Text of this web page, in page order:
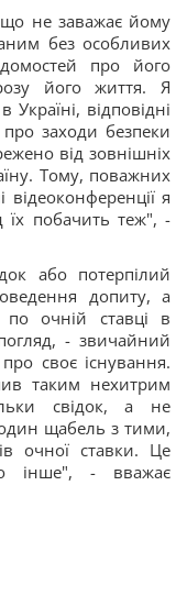
не заважає йому
без особливих
про його
його життя. Я
відповідні
заходи безпеки
від зовнішніх
Тому, поважних
я
їх побачить теж", -
або потерпілий
допиту, а
по очній ставці в
- звичайний
своє існування.
таким нехитрим
свідок, а не
щабель з тими,
очної ставки. Це
інше", - вважає